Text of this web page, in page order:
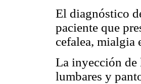
El diagnóstico
paciente que
cefalea, mialgia
La inyección de
lumbares y